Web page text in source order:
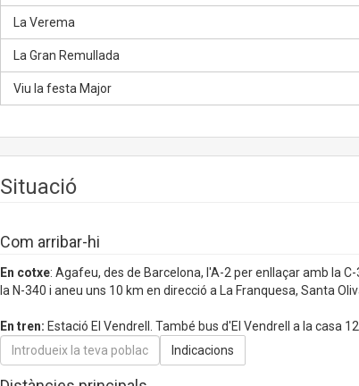
La Verema
La Gran Remullada
Viu la festa Major
Situació
Com arribar-hi
En cotxe: Agafeu, des de Barcelona, l'A-2 per enllaçar amb la
la N-340 i aneu uns 10 km en direcció a La Franquesa, Santa
En tren: Estació El Vendrell. També bus d'El Vendrell a la casa